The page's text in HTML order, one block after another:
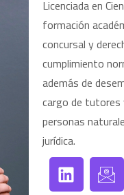
Licenciada en
formación
concursal y
cumplimiento
además de
cargo de tutores
personas
jurídica.